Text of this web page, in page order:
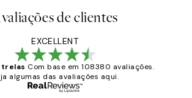
de clientes
EXCELLENT
Com base em 108380 avaliações.
algumas das avaliações aqui.